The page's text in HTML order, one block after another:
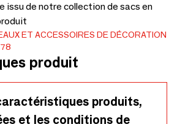
issu de notre collection de sacs en
ET ACCESSOIRES DE DÉCORATION
produit
produits,
et les conditions de